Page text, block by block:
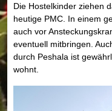
Die Hostelkinder ziehen
heutige PMC. In einem
auch vor
eventuell mitbringen.
durch Peshala ist
wohnt.